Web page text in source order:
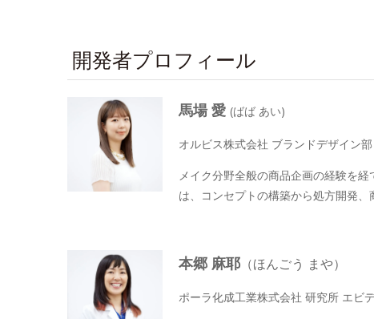
開発者プロフィール
馬場 愛 (ばば あい)
オルビス株式会社 ブランドデザイン
メイク分野全般の商品企画の経験を
は、コンセプトの構築から処方開発、
本郷 麻耶（ほんごう まや）
ポーラ化成工業株式会社 研究所 エビ